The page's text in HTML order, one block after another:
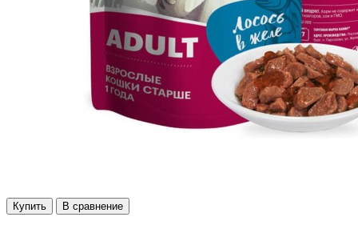
Купить В сравнение